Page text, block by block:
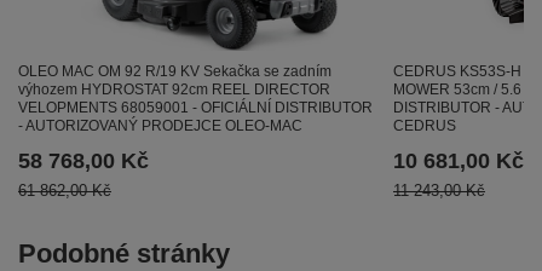
OLEO MAC OM 92 R/19 KV Sekačka se zadním
výhozem HYDROSTAT 92cm REEL DIRECTOR
VELOPMENTS 68059001 - OFICIÁLNÍ DISTRIBUTOR
- AUTORIZOVANÝ PRODEJCE OLEO-MAC
58 768,00 Kč
61 862,00 Kč
CEDRUS KS53S-H
MOWER 53cm / 5.6
DISTRIBUTOR -
CEDRUS
10 681,00 Kč
11 243,00 Kč
Podobné stránky